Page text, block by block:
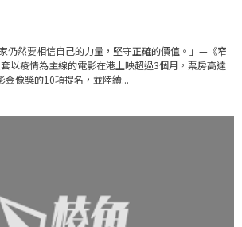
仍然要相信自己的力量，堅守正確的價值。」—《窄
以疫情為主線的電影在港上映超過3個月，票房高達
金像獎的10項提名，並陸續...